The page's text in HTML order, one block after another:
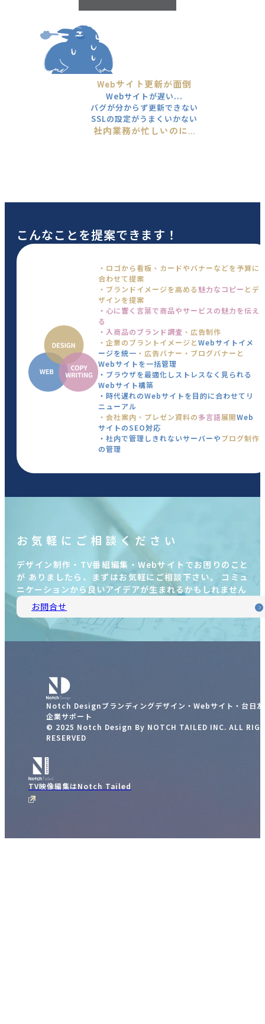
Webサイト更新が面倒
Webサイトが遅い...
バグが分からず更新できない
SSLの設定がうまくいかない
社内業務が忙しいのに...
こんなことを提案できます！
・ロゴから看板、カードやバナーなどを予算に
合わせて提案
・ブランドイメージを高める 魅力なコピー とデ
ザインを提案
・心に響く言葉で商品やサービスの魅力を伝え
る
・入商品のブランド調査 、広告制作
・企業のブラントイメージとWebサイトイメ
ージを統一 ・広告バナー・ブログバナーと
Webサイトを一括管理
・ブラウザを最適化しストレスなく見られる
Webサイト構築
・時代遅れのWebサイトを目的に合わせてリ
ニューアル
・会社案内、プレゼン資料の多言語展開Web
サイトのSEO対応
・社内で管理しきれないサーバーやブログ制作
の管理
お気軽にご相談ください
デザイン制作・TV番組編集・Webサイトでお困りのこと
が ありましたら、まずはお気軽にご相談下さい。 コミュ
ニケーションから良いアイデアが生まれるかもしれません
お問合せ
Notch Designブランディングデザイン・Webサイト・台日
企業サポート
© 2025 Notch Design By NOTCH TAILED INC. ALL
RESERVED
TV映像編集はNotch Tailed